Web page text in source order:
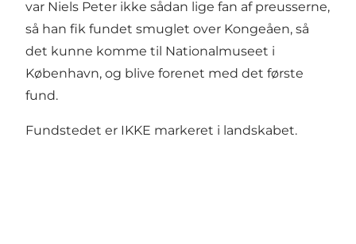
var Niels Peter ikke sådan lige fan af preusserne,
så han fik fundet smuglet over Kongeåen, så
det kunne komme til Nationalmuseet i
København, og blive forenet med det første
fund.
Fundstedet er IKKE markeret i landskabet.